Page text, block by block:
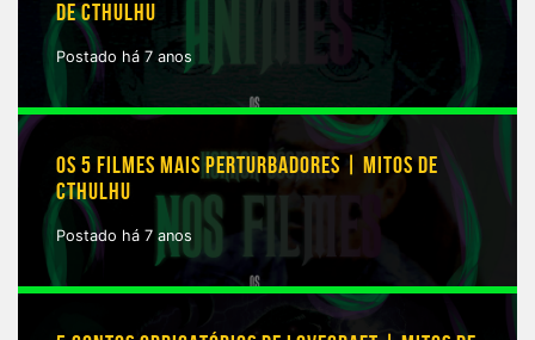
DE CTHULHU
Postado há 7 anos
OS 5 FILMES MAIS PERTURBADORES | MITOS DE
CTHULHU
Postado há 7 anos